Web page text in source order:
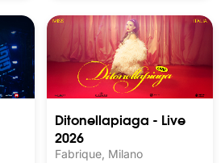
Ditonellapiaga - Live
2026
Fabrique, Milano